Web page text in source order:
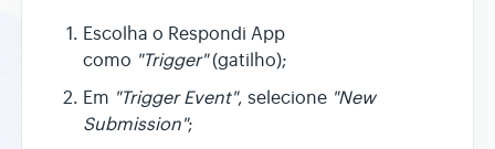
Escolha o Respondi App
como "Trigger"(gatilho);
Em "Trigger Event", selecione "New
Submission";